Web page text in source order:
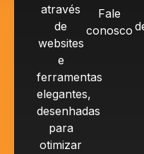
através
de
websites
e
ferramentas
elegantes,
desenhadas
para
otimizar
Fale
conosco